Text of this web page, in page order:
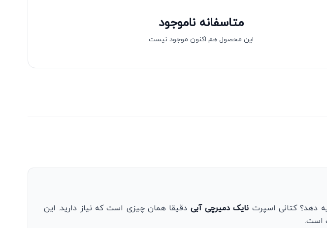
متاسفانه ناموجود
این محصول هم اکنون موجود نیست
دهد؟ کتانی اسپرت نایک دمیرچی آبی دقیقا همان چیزی است که نیاز دارید. این
است.